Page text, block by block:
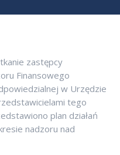
zastępcy
Finansowego
w Urzędzie
tego
plan działań
nadzoru nad